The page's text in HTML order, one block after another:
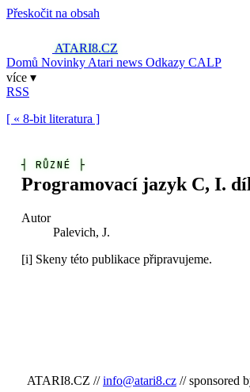
Přeskočit na obsah
ATARI8.CZ
Domů Novinky Atari news Odkazy CALP
více ▾
RSS
[ « 8-bit literatura ]
┤RŮZNÉ ├
Programovací jazyk C, I. díl
Autor
Palevich, J.
[i] Skeny této publikace připravujeme.
ATARI8.CZ // info@atari8.cz // sponsored